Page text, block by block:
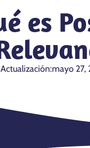
es
mayo 27,